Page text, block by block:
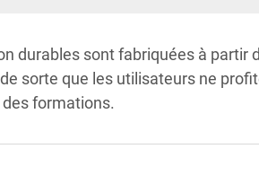
durables sont fabriquées à
sorte que les utilisateurs ne
formations.